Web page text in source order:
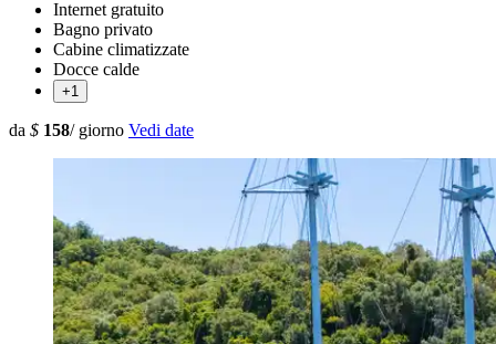
Internet gratuito
Bagno privato
Cabine climatizzate
Docce calde
+1
da $ 158/ giorno Vedi date